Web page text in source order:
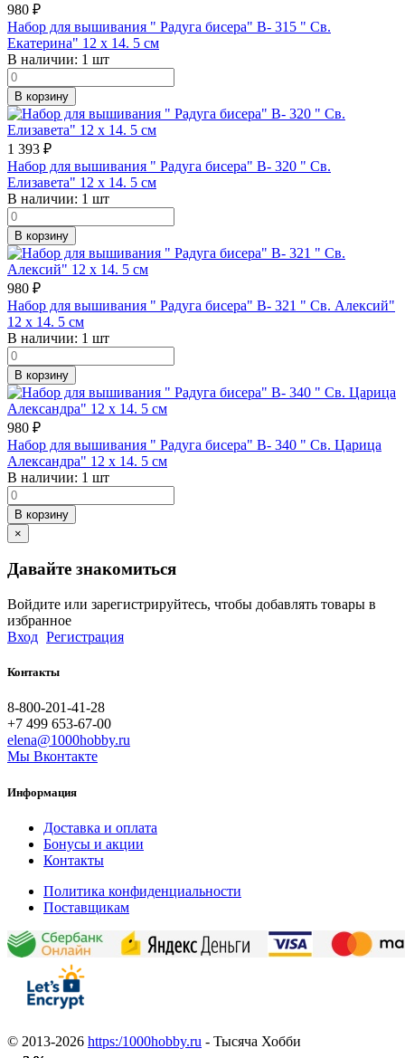
980 ₽
Набор для вышивания " Радуга бисера" В- 315 " Св.
Екатерина" 12 х 14. 5 см
В наличии: 1 шт
В корзину
1 393 ₽
Набор для вышивания " Радуга бисера" В- 320 " Св.
Елизавета" 12 х 14. 5 см
В наличии: 1 шт
В корзину
980 ₽
Набор для вышивания " Радуга бисера" В- 321 " Св. Алексий"
12 х 14. 5 см
В наличии: 1 шт
В корзину
980 ₽
Набор для вышивания " Радуга бисера" В- 340 " Св. Царица
Александра" 12 х 14. 5 см
В наличии: 1 шт
В корзину
×
Давайте знакомиться
Войдите или зарегистрируйтесь, чтобы добавлять товары в
избранное
Вход Регистрация
Контакты
8-800-201-41-28
+7 499 653-67-00
elena@1000hobby.ru
Мы Вконтакте
Информация
Доставка и оплата
Бонусы и акции
Контакты
Политика конфиденциальности
Поставщикам
© 2013-2026 https:/1000hobby.ru - Тысяча Хобби